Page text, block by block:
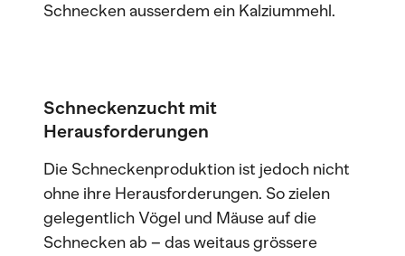
Schnecken ausserdem ein Kalziummehl.
Schneckenzucht mit
Herausforderungen
Die Schneckenproduktion ist jedoch nicht
ohne ihre Herausforderungen. So zielen
gelegentlich Vögel und Mäuse auf die
Schnecken ab – das weitaus grössere